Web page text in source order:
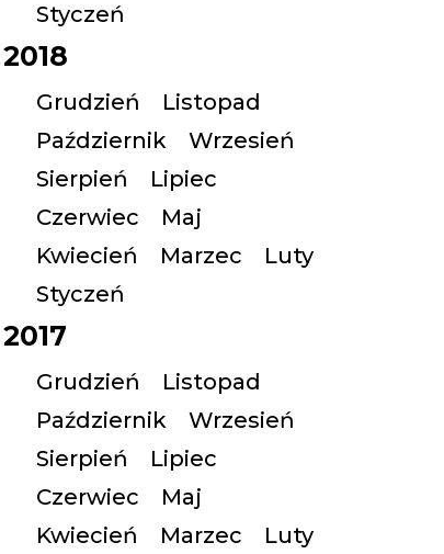
Styczeń
2018
Grudzień
Listopad
Październik
Wrzesień
Sierpień
Lipiec
Czerwiec
Maj
Kwiecień
Marzec
Luty
Styczeń
2017
Grudzień
Listopad
Październik
Wrzesień
Sierpień
Lipiec
Czerwiec
Maj
Kwiecień
Marzec
Luty